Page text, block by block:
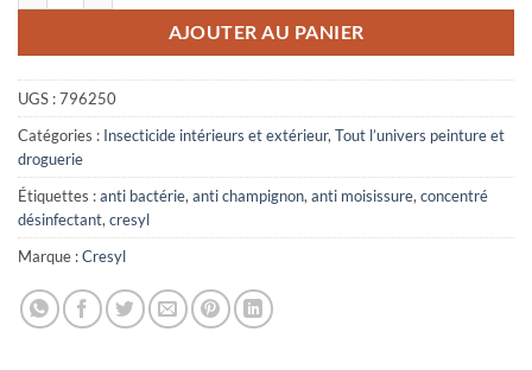
AJOUTER AU PANIER
UGS :796250
Catégories : Insecticide intérieurs et extérieur,Tout l’univers peinture et
droguerie
Étiquettes :anti bactérie,anti champignon,anti moisissure,concentré
désinfectant,cresyl
Marque :Cresyl